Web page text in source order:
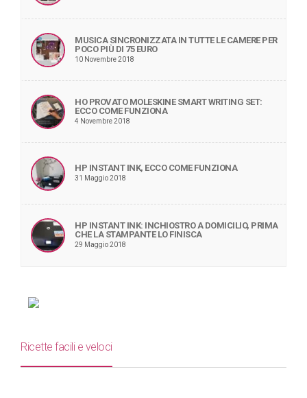
MUSICA SINCRONIZZATA IN TUTTE LE CAMERE PER
POCO PIÙ DI 75 EURO
10 Novembre 2018
HO PROVATO MOLESKINE SMART WRITING SET:
ECCO COME FUNZIONA
4 Novembre 2018
HP INSTANT INK, ECCO COME FUNZIONA
31 Maggio 2018
HP INSTANT INK: INCHIOSTRO A DOMICILIO, PRIMA
CHE LA STAMPANTE LO FINISCA
29 Maggio 2018
Ricette facili e veloci